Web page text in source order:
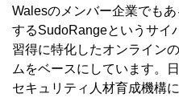
Walesのメンバー企業でもあ
するSudoRangeというサイ
習得に特化したオンライン
ムをベースにしています。
セキュリティ人材育成機構